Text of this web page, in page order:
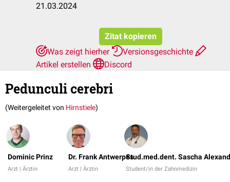
21.03.2024
Zitat kopieren
Was zeigt hierher
Versionsgeschichte
Artikel erstellen
Discord
Pedunculi cerebri
(Weitergeleitet von Hirnstiele)
Dominic Prinz
Arzt | Ärztin
Dr. Frank Antwerpes
Arzt | Ärztin
Stud.med.dent. Sascha
Student/in der Zahnmedizin